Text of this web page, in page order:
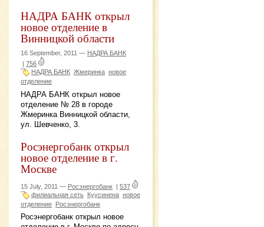
НАДРА БАНК открыл
новое отделение в
Винницкой области
16 September, 2011 — НАДРА БАНК
756
НАДРА БАНК Жмеринка новое
отделение
НАДРА БАНК открыл новое
отделение № 28 в городе
Жмеринка Винницкой области,
ул. Шевченко, 3.
Росэнергобанк открыл
новое отделение в г.
Москве
15 July, 2011 — Росэнергобанк | 537
филиальная сеть Куусинена новое
отделение Росэнергобанк
Росэнергобанк открыл новое